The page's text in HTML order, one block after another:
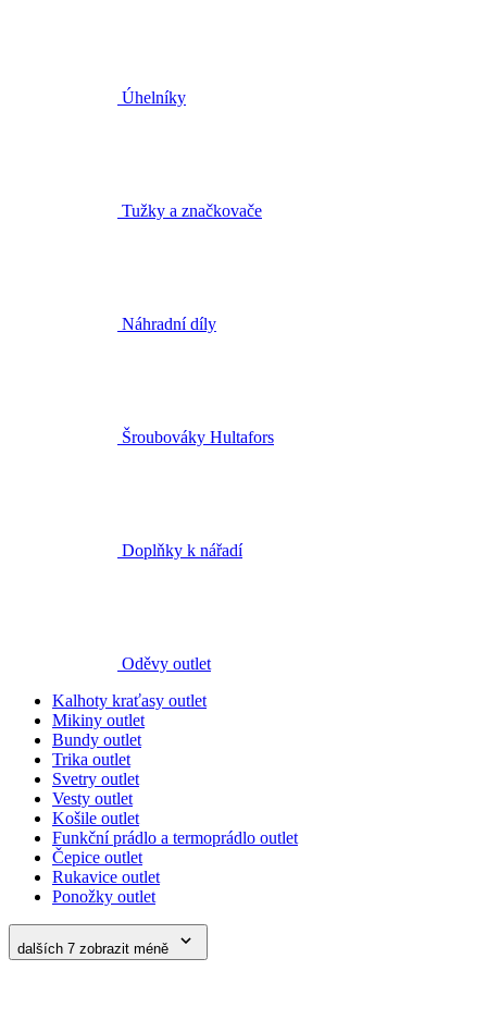
Úhelníky
Tužky a značkovače
Náhradní díly
Šroubováky Hultafors
Doplňky k nářadí
Oděvy outlet
Kalhoty kraťasy outlet
Mikiny outlet
Bundy outlet
Trika outlet
Svetry outlet
Vesty outlet
Košile outlet
Funkční prádlo a termoprádlo outlet
Čepice outlet
Rukavice outlet
Ponožky outlet
dalších 7 zobrazit méně